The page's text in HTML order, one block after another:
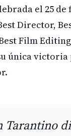
el 25 de
Director,
Film
única victoria
Tarantino